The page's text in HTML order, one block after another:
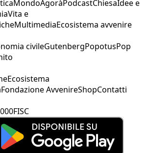
MondoAgoràPodcastChiesaIdee e
Vita e
MultimediaEcosistema avvenire
civileGutenbergPopotusPop
Ecosistema
Fondazione AvvenireShopContatti
FISC